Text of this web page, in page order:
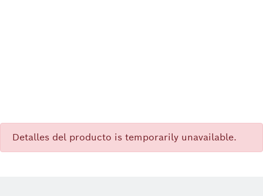
Detalles del producto is temporarily unavailable.